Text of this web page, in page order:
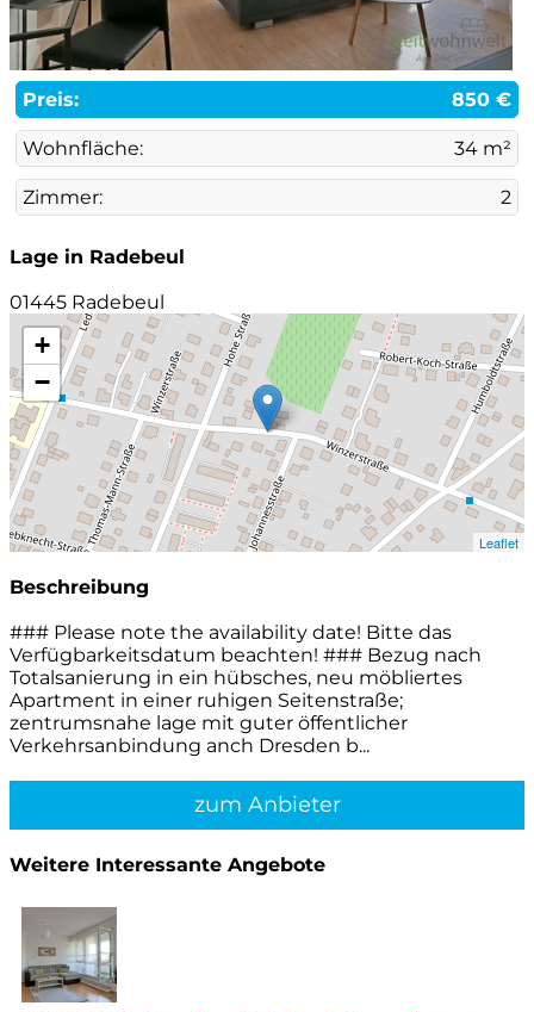
Preis: 850 €
Wohnfläche: 34 m²
Zimmer: 2
Lage in Radebeul
01445 Radebeul
+
−
Leaflet
Beschreibung
### Please note the availability date! Bitte das
Verfügbarkeitsdatum beachten! ### Bezug nach
Totalsanierung in ein hübsches, neu möbliertes
Apartment in einer ruhigen Seitenstraße;
zentrumsnahe lage mit guter öffentlicher
Verkehrsanbindung anch Dresden b...
zum Anbieter
Weitere Interessante Angebote